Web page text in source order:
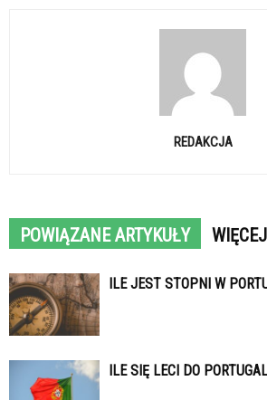
REDAKCJA
POWIĄZANE ARTYKUŁY
ILE JEST STOPNI W
ILE SIĘ LECI DO